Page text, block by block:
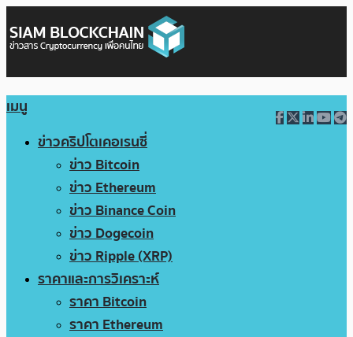
เมนู
ข่าวคริปโตเคอเรนซี่
ข่าว Bitcoin
ข่าว Ethereum
ข่าว Binance Coin
ข่าว Dogecoin
ข่าว Ripple (XRP)
ราคาและการวิเคราะห์
ราคา Bitcoin
ราคา Ethereum